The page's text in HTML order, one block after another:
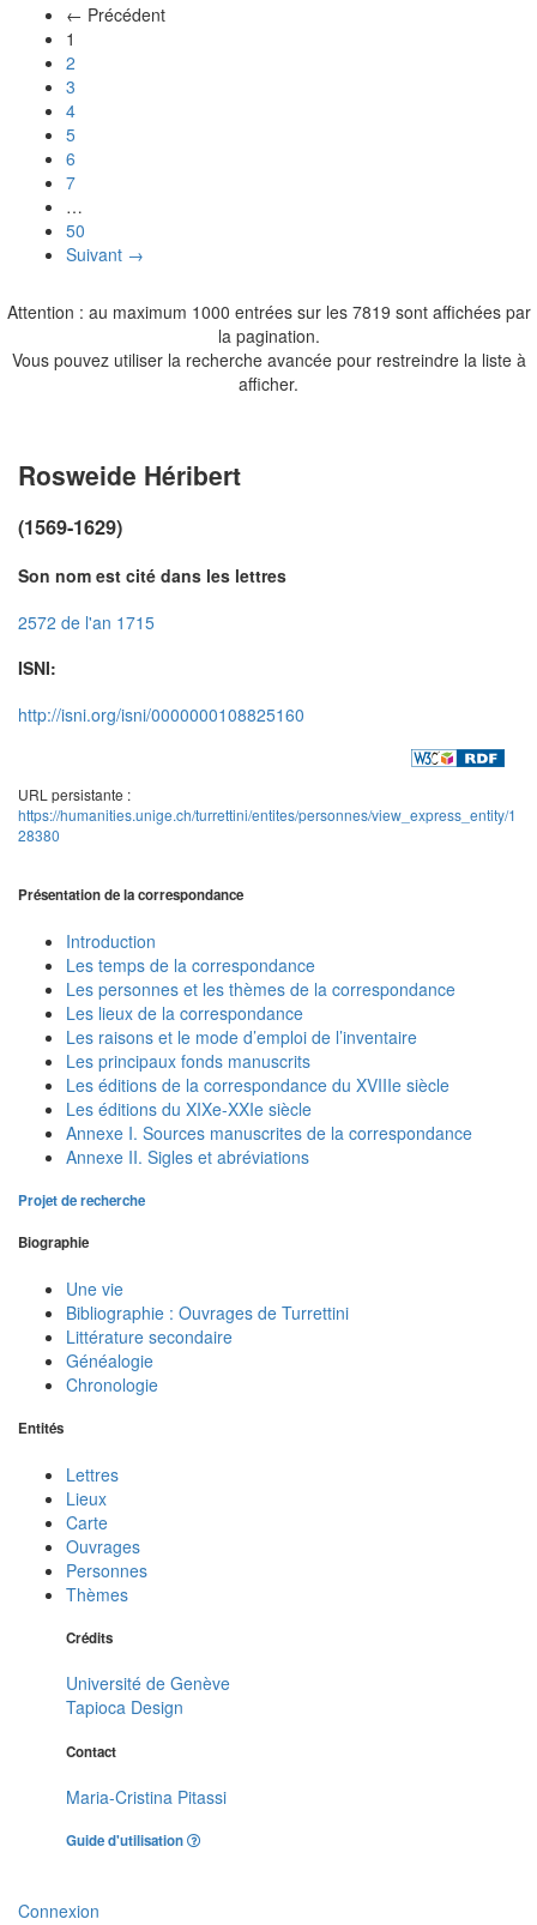
← Précédent
1
2
3
4
5
6
7
…
50
Suivant →
Attention : au maximum 1000 entrées sur les 7819 sont affichées par
la pagination.
Vous pouvez utiliser la recherche avancée pour restreindre la liste à
afficher.
Rosweide Héribert
(1569-1629)
Son nom est cité dans les lettres
2572 de l'an 1715
ISNI:
http://isni.org/isni/0000000108825160
URL persistante :
https://humanities.unige.ch/turrettini/entites/personnes/view_express_entity/1
28380
Présentation de la correspondance
Introduction
Les temps de la correspondance
Les personnes et les thèmes de la correspondance
Les lieux de la correspondance
Les raisons et le mode d’emploi de l’inventaire
Les principaux fonds manuscrits
Les éditions de la correspondance du XVIIIe siècle
Les éditions du XIXe-XXIe siècle
Annexe I. Sources manuscrites de la correspondance
Annexe II. Sigles et abréviations
Projet de recherche
Biographie
Une vie
Bibliographie : Ouvrages de Turrettini
Littérature secondaire
Généalogie
Chronologie
Entités
Lettres
Lieux
Carte
Ouvrages
Personnes
Thèmes
Crédits
Université de Genève
Tapioca Design
Contact
Maria-Cristina Pitassi
Guide d'utilisation
Connexion